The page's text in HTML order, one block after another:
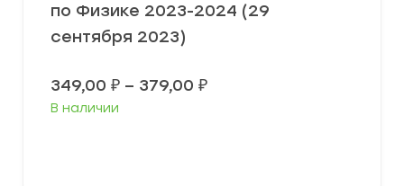
по Физике 2023-2024 (29
сентября 2023)
349,00 ₽ – 379,00 ₽Диапазон
В наличии